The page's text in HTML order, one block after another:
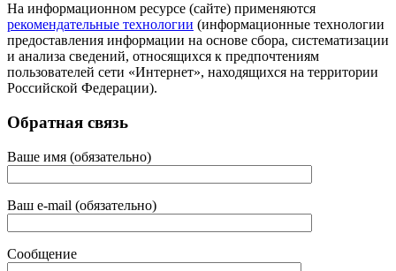
На информационном ресурсе (сайте) применяются
рекомендательные технологии (информационные технологии
предоставления информации на основе сбора, систематизации
и анализа сведений, относящихся к предпочтениям
пользователей сети «Интернет», находящихся на территории
Российской Федерации).
Обратная связь
Ваше имя (обязательно)
Ваш e-mail (обязательно)
Сообщение